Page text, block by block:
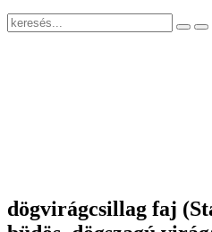
dögvirágcsillag faj